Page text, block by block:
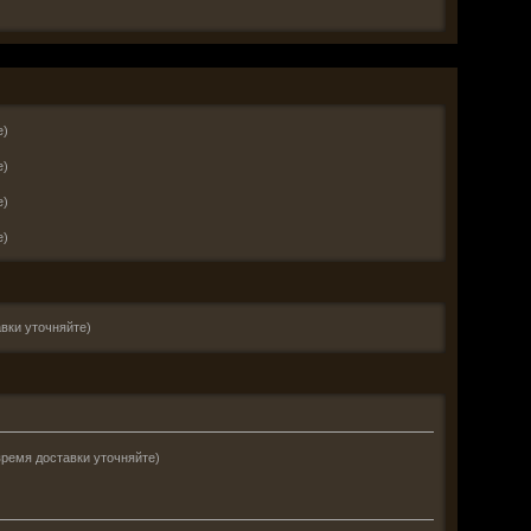
уточняйте)
доставки уточняйте)